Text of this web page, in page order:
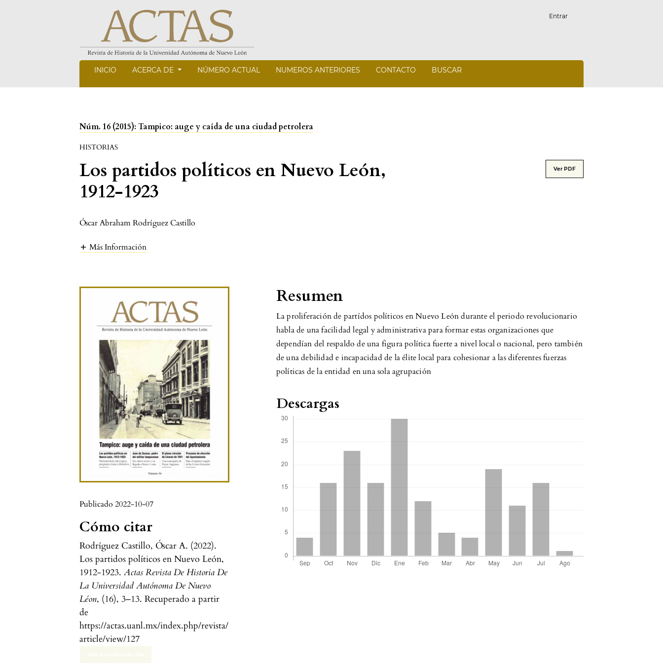
Entrar
INICIO ACERCA DE NÚMERO ACTUAL NUMEROS ANTERIORES CONTACTO BUSCAR
Núm. 16 (2015): Tampico: auge y caída de una ciudad petrolera
HISTORIAS
Los partidos políticos en Nuevo León,
1912-1923
Ver PDF
Óscar Abraham Rodríguez Castillo
Más Información
Publicado 2022-10-07
Cómo citar
Rodríguez Castillo, Óscar A. (2022).
Los partidos políticos en Nuevo León,
1912-1923.Actas Revista De Historia De
La Universidad Autónoma De Nuevo
Léon, (16), 3–13. Recuperado a partir
de
https://actas.uanl.mx/index.php/revista/
article/view/127
Resumen
La proliferación de partídos políticos en Nuevo León durante el periodo revolucionario
habla de una facilidad legal y administrativa para formar estas organizaciones que
dependían del respaldo de una figura política fuerte a nivel local o nacional, pero también
de una debilidad e incapacidad de la élite local para cohesionar a las diferentes fuerzas
políticas de la entidad en una sola agrupación
Descargas